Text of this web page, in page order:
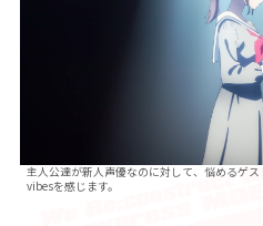
主人公達が新人声優なのに対して、悩めるゲ
vibesを感じます。